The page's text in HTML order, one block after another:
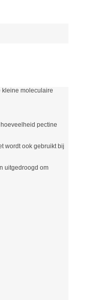
kleine moleculaire
pectine
wordt ook gebruikt bij
uitgedroogd om